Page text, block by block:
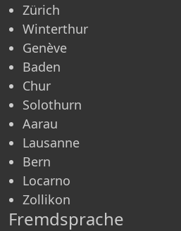
Zürich
Winterthur
Genève
Baden
Chur
Solothurn
Aarau
Lausanne
Bern
Locarno
Zollikon
Fremdsprache